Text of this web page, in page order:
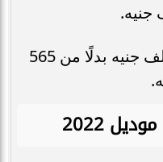
C31 طارة باور بسعر 660 ألف جنيه بدلًا من 565